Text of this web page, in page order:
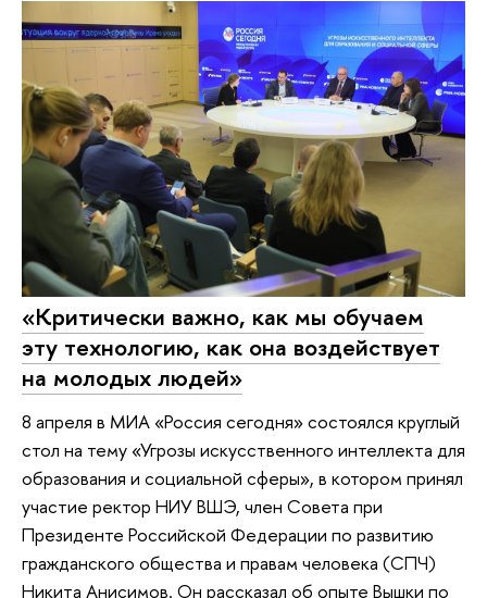
«Критически важно, как мы обучаем
эту технологию, как она воздействует
на молодых людей»
8 апреля в МИА «Россия сегодня» состоялся круглый
стол на тему «Угрозы искусственного интеллекта для
образования и социальной сферы», в котором принял
участие ректор НИУ ВШЭ, член Совета при
Президенте Российской Федерации по развитию
гражданского общества и правам человека (СПЧ)
Никита Анисимов. Он рассказал об опыте Вышки по